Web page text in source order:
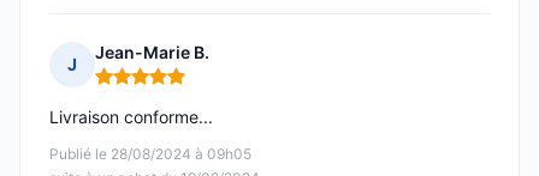
J
Jean-Marie B.
Note : 5 sur 5
Publié le 28/08/2024 à 09h05
Livraison conforme...